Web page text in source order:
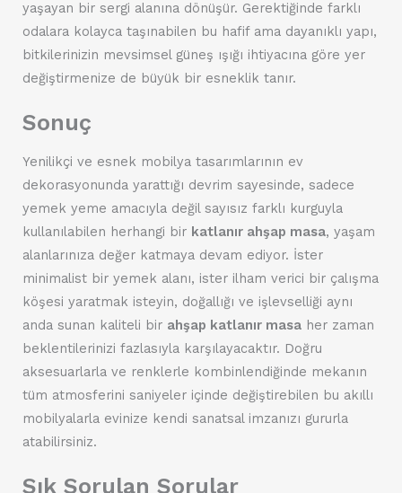
yaşayan bir sergi alanına dönüşür. Gerektiğinde farklı
odalara kolayca taşınabilen bu hafif ama dayanıklı yapı,
bitkilerinizin mevsimsel güneş ışığı ihtiyacına göre yer
değiştirmenize de büyük bir esneklik tanır.
Sonuç
Yenilikçi ve esnek mobilya tasarımlarının ev
dekorasyonunda yarattığı devrim sayesinde, sadece
yemek yeme amacıyla değil sayısız farklı kurguyla
kullanılabilen herhangi bir katlanır ahşap masa, yaşam
alanlarınıza değer katmaya devam ediyor. İster
minimalist bir yemek alanı, ister ilham verici bir çalışma
köşesi yaratmak isteyin, doğallığı ve işlevselliği aynı
anda sunan kaliteli bir ahşap katlanır masa her zaman
beklentilerinizi fazlasıyla karşılayacaktır. Doğru
aksesuarlarla ve renklerle kombinlendiğinde mekanın
tüm atmosferini saniyeler içinde değiştirebilen bu akıllı
mobilyalarla evinize kendi sanatsal imzanızı gururla
atabilirsiniz.
Sık Sorulan Sorular